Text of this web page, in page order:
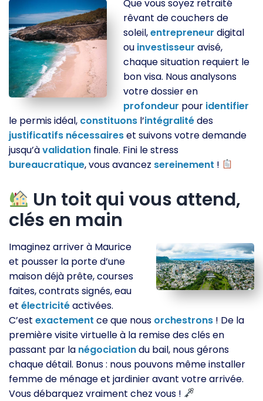
Que vous soyez retraité
rêvant de couchers de
soleil,entrepreneur digital
ou investisseur avisé,
chaque situation requiert le
bon visa. Nous analysons
votre dossier en
profondeur pour identifier
le permis idéal, constituons l’intégralitédes
justificatifs nécessaireset suivons votre demande
jusqu’àvalidation finale. Fini le stress
bureaucratique, vous avancez sereinement !
Un toit qui vous attend,
clés en main
Imaginez arriver à Maurice
et pousser la porte d’une
maison déjà prête, courses
faites, contrats signés, eau
et électricitéactivées.
C’est exactement ce que nous orchestrons ! De la
première visite virtuelle à la remise des clés en
passant par la négociationdu bail, nous gérons
chaque détail. Bonus : nous pouvons même installer
femme de ménage et jardinier avant votre arrivée.
Vous débarquez vraiment chez vous !